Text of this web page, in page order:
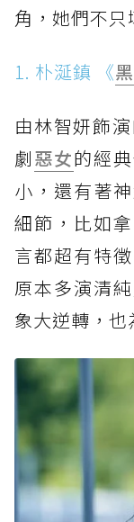
角，她們不只
1. 朴涎鎮 《
由林智妍飾
劇惡女的經
小，還有著
細節，比如
言都超有特
原本多演清
象大逆轉，也